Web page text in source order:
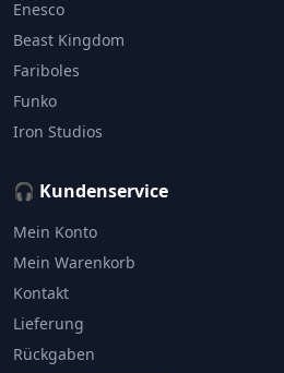
Enesco
Beast Kingdom
Fariboles
Funko
Iron Studios
🎧 Kundenservice
Mein Konto
Mein Warenkorb
Kontakt
Lieferung
Rückgaben